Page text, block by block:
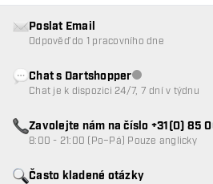
Často kladené otázky
Poslat Email
Odpověď do 1 pracovního dne
Chat s DartshopperZákaznický
Chat je k dispozici 24/7, 7 dní v týdnu
Zavolejte nám na číslo +31(0) 85
8:00 - 21:00 (Po–Pá) Pouze anglicky